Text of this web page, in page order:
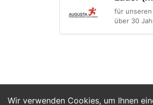
Wir verwenden Cookies, um Ihnen
für unseren
über 30